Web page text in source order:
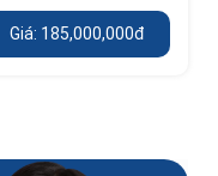
Giá: 185,000,000đ